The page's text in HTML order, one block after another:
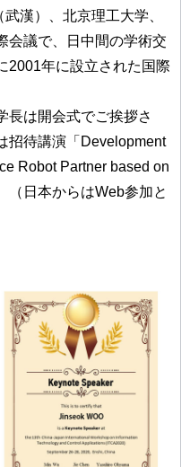
漢）、北京理工大学、
会議で、日中間の学術交
2001年に設立された国際
は開会式でご挨拶さ
招待講演「Development
Robot Partner based on
（日本からはWeb参加と